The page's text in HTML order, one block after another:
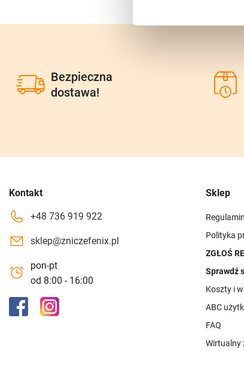
Bezpieczna
dostawa!
Kontakt
+48 736 919 922
sklep@zniczefenix.pl
pon-pt
od 8:00 - 16:00
Sklep
Regulamin
Polityka
ZGŁOŚ
Sprawdź
Koszty i
ABC
FAQ
Wirtualny